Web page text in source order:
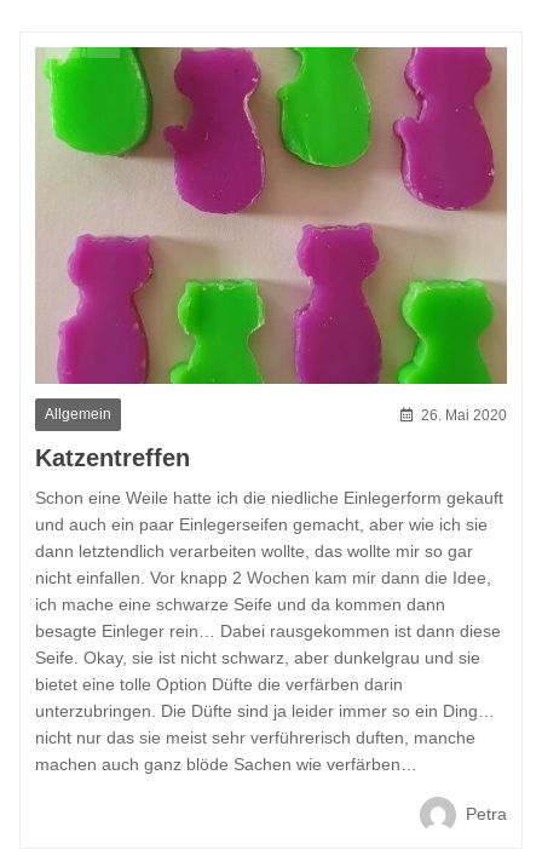
Allgemein 26. Mai 2020
Katzentreffen
Schon eine Weile hatte ich die niedliche Einlegerform gekauft
und auch ein paar Einlegerseifen gemacht, aber wie ich sie
dann letztendlich verarbeiten wollte, das wollte mir so gar
nicht einfallen. Vor knapp 2 Wochen kam mir dann die Idee,
ich mache eine schwarze Seife und da kommen dann
besagte Einleger rein… Dabei rausgekommen ist dann diese
Seife. Okay, sie ist nicht schwarz, aber dunkelgrau und sie
bietet eine tolle Option Düfte die verfärben darin
unterzubringen. Die Düfte sind ja leider immer so ein Ding…
nicht nur das sie meist sehr verführerisch duften, manche
machen auch ganz blöde Sachen wie verfärben…
Petra